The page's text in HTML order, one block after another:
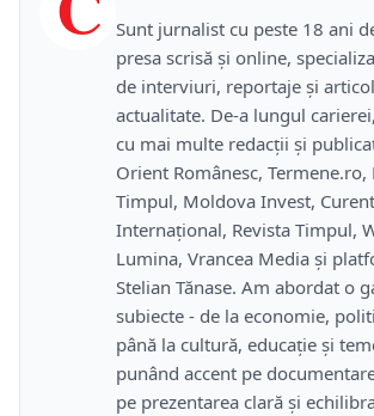
Sunt jurnalist cu peste 18 ani
presa scrisă și online,
de interviuri, reportaje și
actualitate. De-a lungul
cu mai multe redacții și
Orient Românesc, Termene.ro,
Timpul, Moldova Invest,
Internațional, Revista Timpul,
Lumina, Vrancea Media și
Stelian Tănase. Am abordat o
subiecte - de la economie,
până la cultură, educație și
punând accent pe
pe prezentarea clară și